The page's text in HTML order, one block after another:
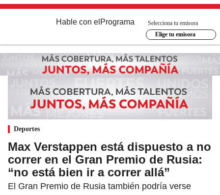
Hable con el Programa
Selecciona tu emisora
Elige tu emisora
Deportes
Max Verstappen está dispuesto a no
correr en el Gran Premio de Rusia:
“no está bien ir a correr allá”
El Gran Premio de Rusia también podría verse